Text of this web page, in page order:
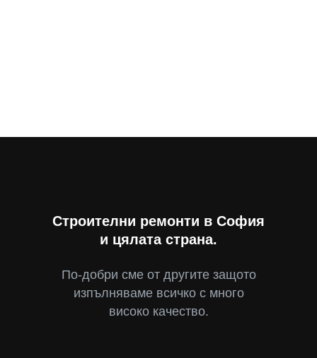
Строителни ремонти в София
и цялата страна.
По-добри сме от другите защото
изпълняваме всичко с много
високо качество.